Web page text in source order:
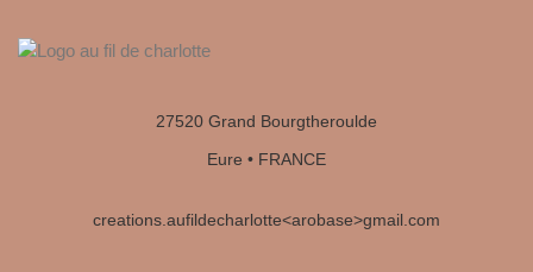
27520 Grand Bourgtheroulde
Eure • FRANCE
creations.aufildecharlotte<arobase>gmail.com